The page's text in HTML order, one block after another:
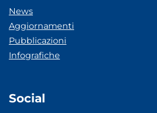
News
Aggiornamenti
Pubblicazioni
Infografiche
Social